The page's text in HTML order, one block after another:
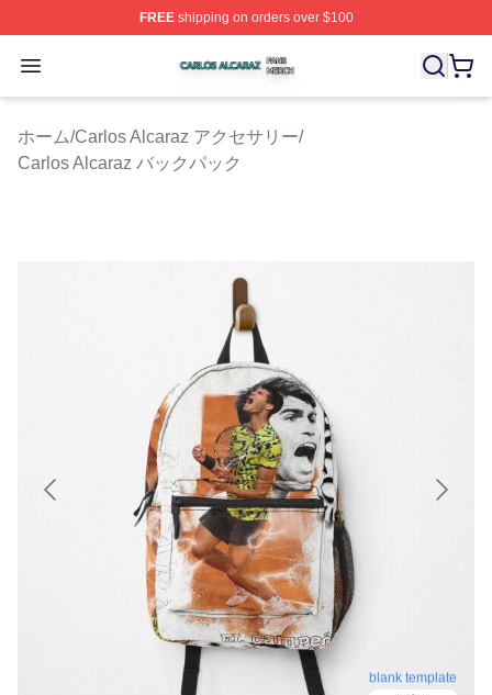
FREEshipping on orders over $100
Open menu
Carlos Alcaraz Shop ⚡️ Officially Licensed Carlos
ホーム/Carlos Alcaraz アクセサリー/
Carlos Alcaraz バックパック
blank template